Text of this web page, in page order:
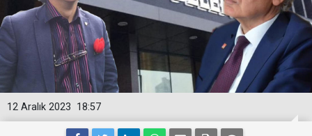
18:57
12 Aralık 2023